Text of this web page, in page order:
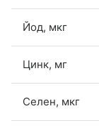
Йод, мкг
Цинк, мг
Селен, мкг